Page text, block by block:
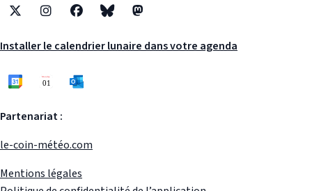
X InstagramFacebookBlueskyMastodon
Installer le calendrier lunaire dans votre agenda
Partenariat :
le-coin-météo.com
Mentions légales